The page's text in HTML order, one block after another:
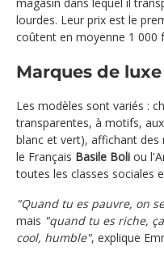
lourdes. Leur prix est le
coûtent en moyenne 1 000
Marques de luxe
Les modèles sont variés :
transparentes, à motifs,
blanc et vert), affichant
le Français Basile Boli ou
toutes les classes sociales
"Quand tu es pauvre, on
mais "quand tu es riche,
cool, humble", explique